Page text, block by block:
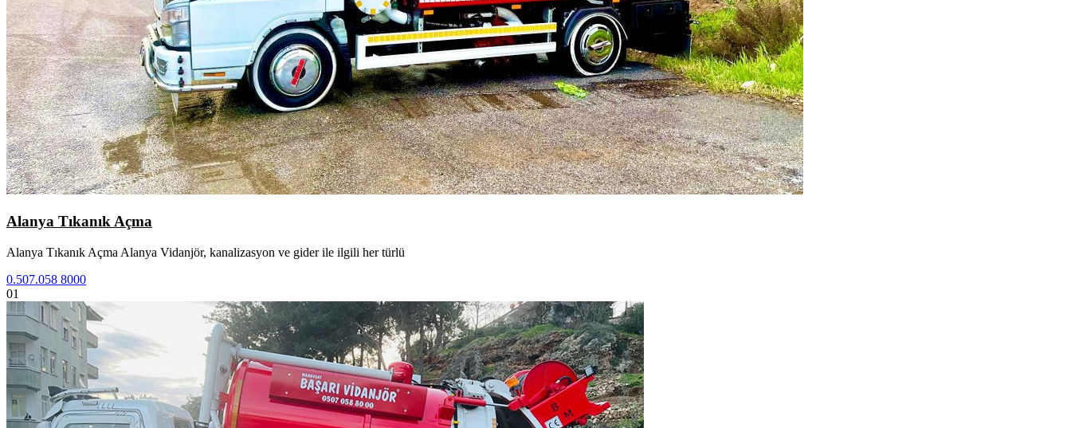
Alanya Tıkanık Açma
Alanya Tıkanık Açma Alanya Vidanjör, kanalizasyon ve gider ile ilgili her türlü
0.507.058 8000
01